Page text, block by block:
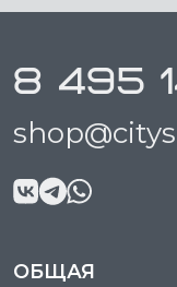
8 495
ОБЩАЯ